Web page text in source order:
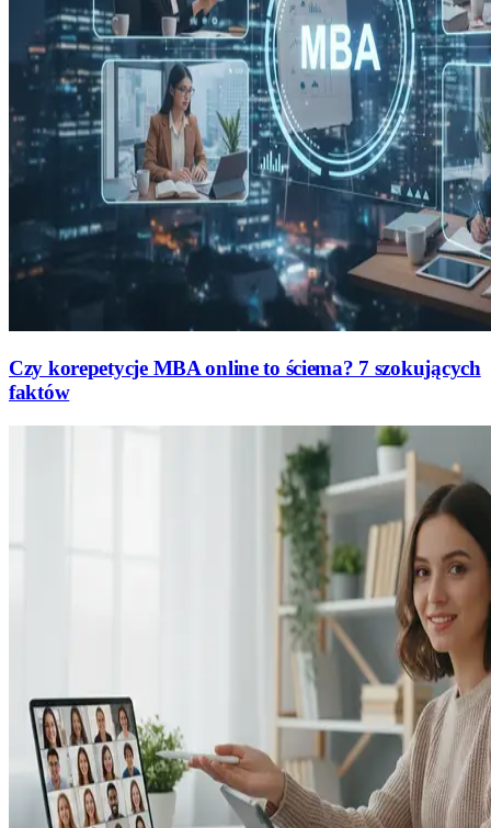
Czy korepetycje MBA online to ściema? 7 szokujących
faktów